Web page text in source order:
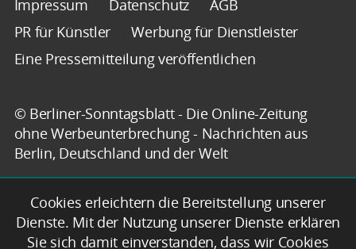
Impressum
Datenschutz
AGB
PR für Künstler
Werbung für Dienstleister
Eine Pressemitteilung veröffentlichen
© Berliner-Sonntagsblatt - Die Online-Zeitung
ohne Werbeunterbrechung - Nachrichten aus
Berlin, Deutschland und der Welt
Cookies erleichtern die Bereitstellung unserer
Dienste. Mit der Nutzung unserer Dienste erklären
Sie sich damit einverstanden, dass wir Cookies